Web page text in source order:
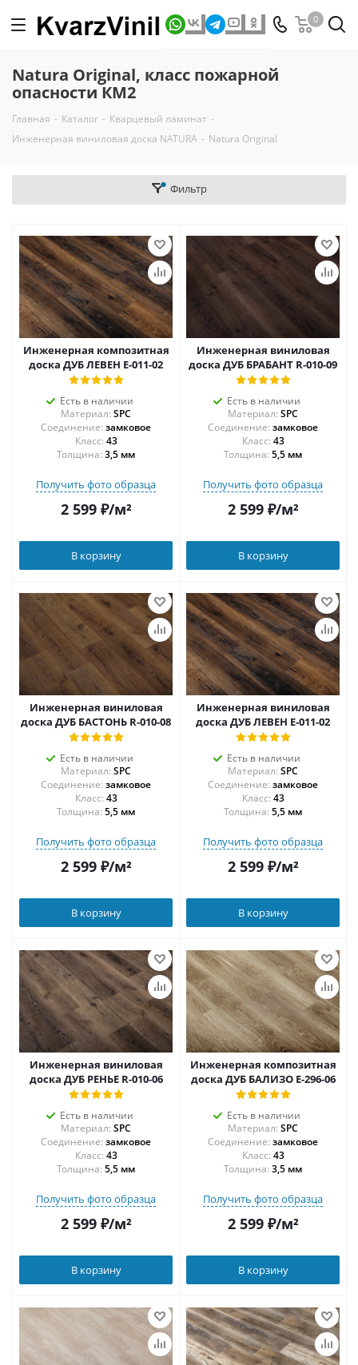
0
Natura Original, класс пожарной
опасности КМ2
Главная - Каталог - Кварцевый ламинат -
Инженерная виниловая доска NATURA - Natura Original
Фильтр
Инженерная композитная
доска ДУБ ЛЕВЕН E-011-02
Есть в наличии
Материал: SPC
Соединение: замковое
43
Толщина: 3,5 мм
Получить фото образца
2 599₽/м²
В корзину
Инженерная виниловая
доска ДУБ БРАБАНТ R-010-09
Есть в наличии
Материал: SPC
Соединение: замковое
43
Толщина: 5,5 мм
Получить фото образца
2 599₽/м²
В корзину
Инженерная виниловая
доска ДУБ БАСТОНЬ R-010-08
Есть в наличии
Материал: SPC
Соединение: замковое
43
Толщина: 5,5 мм
Получить фото образца
2 599₽/м²
В корзину
Инженерная виниловая
доска ДУБ ЛЕВЕН E-011-02
Есть в наличии
Материал: SPC
Соединение: замковое
43
Толщина: 5,5 мм
Получить фото образца
2 599₽/м²
В корзину
Инженерная виниловая
доска ДУБ РЕНЬЕ R-010-06
Есть в наличии
Материал: SPC
Соединение: замковое
43
Толщина: 5,5 мм
Получить фото образца
2 599₽/м²
В корзину
Инженерная композитная
доска ДУБ БАЛИЗО E-296-06
Есть в наличии
Материал: SPC
Соединение: замковое
43
Толщина: 3,5 мм
Получить фото образца
2 599₽/м²
В корзину